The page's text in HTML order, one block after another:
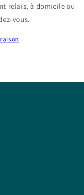
relais, à domicile ou
vous.